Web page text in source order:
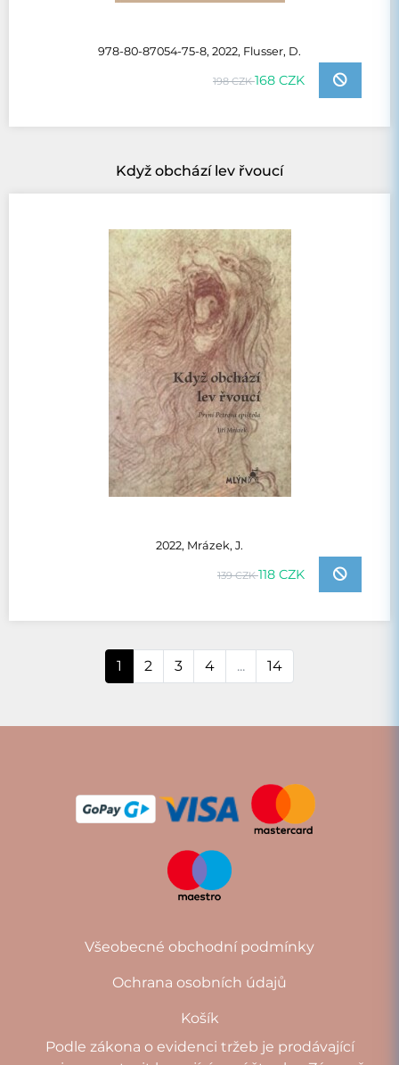
978-80-87054-75-8, 2022, Flusser, D.
198 CZK168 CZK
Když obchází lev řvoucí
2022, Mrázek, J.
139 CZK118 CZK
1 2 3 4 ... 14
Všeobecné obchodní podmínky
Ochrana osobních údajů
Košík
Podle zákona o evidenci tržeb je prodávající